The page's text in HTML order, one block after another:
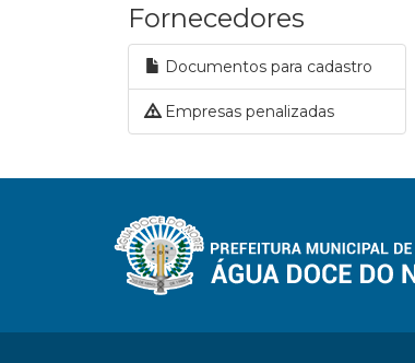
Fornecedores
Documentos para cadastro
Empresas penalizadas